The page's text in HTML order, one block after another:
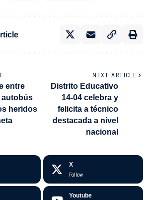
entre
autobús
heridos
NEXT ARTICLE
Distrito Educativo
14-04 celebra y
felicita a técnico
destacada a nivel
nacional
X
Follow
Youtube